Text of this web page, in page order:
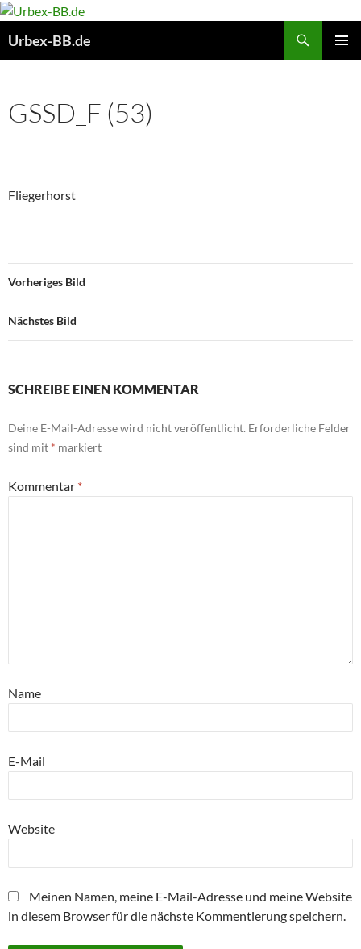
Urbex-BB.de
GSSD_F (53)
Fliegerhorst
Vorheriges Bild
Nächstes Bild
SCHREIBE EINEN KOMMENTAR
Deine E-Mail-Adresse wird nicht veröffentlicht. Erforderliche Felder
sind mit * markiert
Kommentar *
Name
E-Mail
Website
Meinen Namen, meine E-Mail-Adresse und meine Website
in diesem Browser für die nächste Kommentierung speichern.